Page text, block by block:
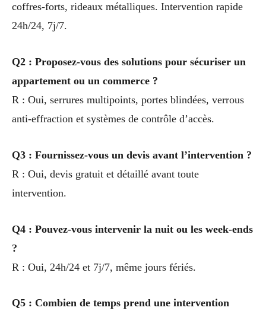
coffres-forts, rideaux métalliques. Intervention rapide
24h/24, 7j/7.
Q2 : Proposez-vous des solutions pour sécuriser un
appartement ou un commerce ?
R : Oui, serrures multipoints, portes blindées, verrous
anti-effraction et systèmes de contrôle d’accès.
Q3 : Fournissez-vous un devis avant l’intervention ?
R : Oui, devis gratuit et détaillé avant toute
intervention.
Q4 : Pouvez-vous intervenir la nuit ou les week-ends
?
R : Oui, 24h/24 et 7j/7, même jours fériés.
Q5 : Combien de temps prend une intervention